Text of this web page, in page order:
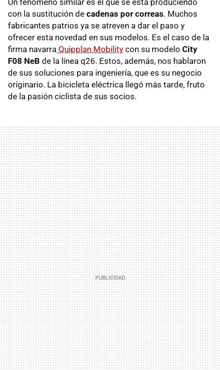
con la sustitución de cadenas por correas. Muchos
fabricantes patrios ya se atreven a dar el paso y
ofrecer esta novedad en sus modelos. Es el caso de la
firma navarra Quipplan Mobility con su modelo City
F08 NeB de la línea q26. Estos, además, nos hablaron
de sus soluciones para ingeniería, que es su negocio
originario. La bicicleta eléctrica llegó más tarde, fruto
de la pasión ciclista de sus socios.